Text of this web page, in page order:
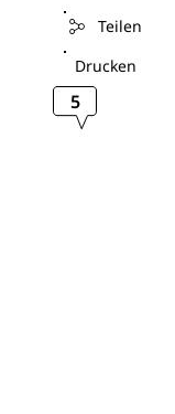
Teilen
Drucken
5